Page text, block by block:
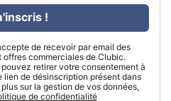
de recevoir par email des
commerciales de Clubic.
retirer votre consentement à
lien de désinscription présent dans
sur la gestion de vos données,
de confidentialité
!